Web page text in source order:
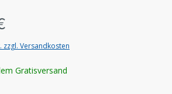
zzgl. Versandkosten
Gratisversand